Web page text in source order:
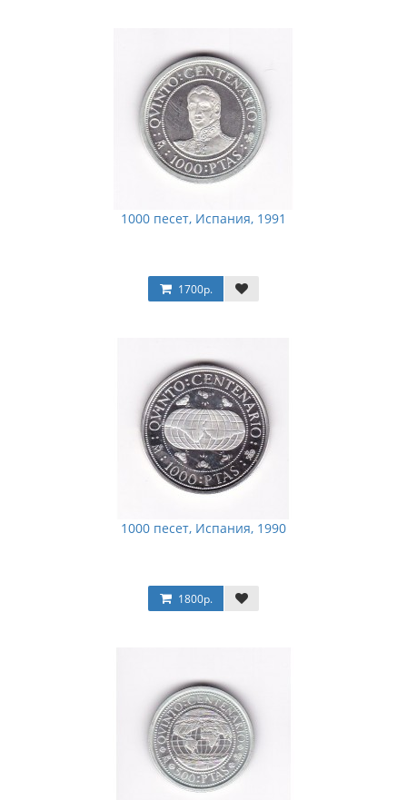
1000 песет, Испания, 1991
1700р.
1000 песет, Испания, 1990
1800р.